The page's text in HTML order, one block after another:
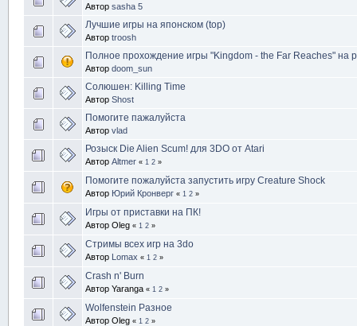
Автор sasha 5
Лучшие игры на японском (top)
Автор troosh
Полное прохождение игры "Kingdom - the Far Reaches" на
Автор doom_sun
Солюшен: Killing Time
Автор Shost
Помогите пажалуйста
Автор vlad
Розыск Die Alien Scum! для 3DO от Atari
Автор Altmer « 1 2»
Помогите пожалуйста запустить игру Creature Shock
Автор Юрий Кронверг « 1 2»
Игры от приставки на ПК!
Автор Oleg « 1 2»
Стримы всех игр на 3do
Автор Lomax « 1 2»
Crash n' Burn
Автор Yaranga « 1 2»
Wolfenstein Разное
Автор Oleg « 1 2»